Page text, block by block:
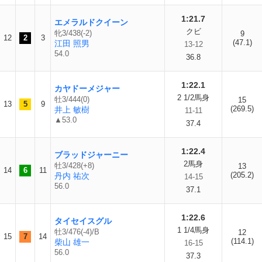
12 2 3
エメラルドクイーン
牝3/438(-2)
江田 照男
54.0
1:21.7
クビ
13-12
36.8
9
(47.1)
13 5 9
カヤドーメジャー
牡3/444(0)
井上 敏樹
▲53.0
1:22.1
2 1/2馬身
11-11
37.4
15
(269.5)
14 6 11
ブラッドジャーニー
牡3/428(+8)
丹内 祐次
56.0
1:22.4
2馬身
14-15
37.1
13
(205.2)
15 7 14
タイセイスグル
牡3/476(-4)/B
柴山 雄一
56.0
1:22.6
1 1/4馬身
16-15
37.3
12
(114.1)